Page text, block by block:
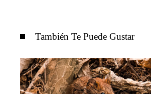
También Te Puede Gustar